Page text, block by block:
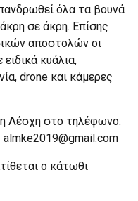
όλα τα βουνά
σε άκρη. Επίσης
αποστολών οι
κυάλια,
drone και κάμερες
Λέσχη στο τηλέφωνο:
ο κάτωθι